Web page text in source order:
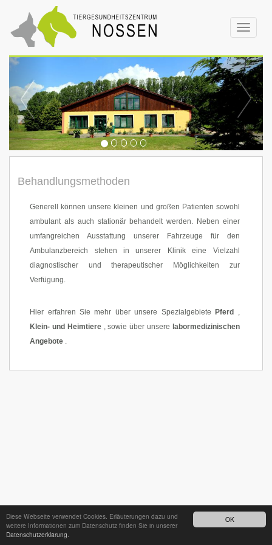
OK
Diese Webseite verwendet Cookies. Erläuterungen dazu und
weitere Informationen zum Datenschutz finden Sie in unserer
Datenschutzerklärung.
Toggle
Behandlungsmethoden
Generell können unsere kleinen und großen Patienten sowohl
ambulant als auch stationär behandelt werden. Neben einer
umfangreichen Ausstattung unserer Fahrzeuge für den
Ambulanzbereich stehen in unserer Klinik eine Vielzahl
diagnostischer und therapeutischer Möglichkeiten zur
Verfügung.
Hier erfahren Sie mehr über unsere Spezialgebiete Pferd ,
Klein- und Heimtiere, sowie über unsere labormedizinischen
Angebote .
24h - Bereitschaftsdienst unter